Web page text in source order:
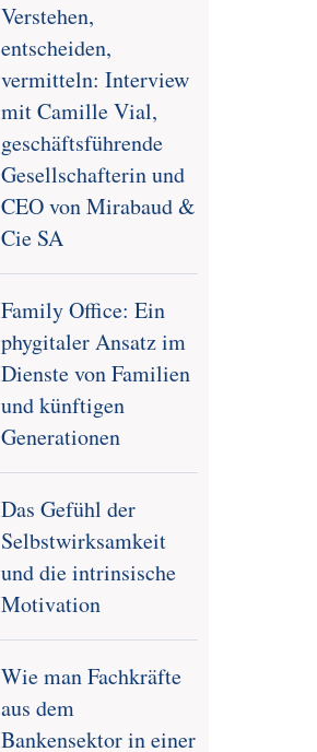
Verstehen,
entscheiden,
vermitteln: Interview
mit Camille Vial,
geschäftsführende
Gesellschafterin und
CEO von Mirabaud &
Cie SA
Family Office: Ein
phygitaler Ansatz im
Dienste von Familien
und künftigen
Generationen
Das Gefühl der
Selbstwirksamkeit
und die intrinsische
Motivation
Wie man Fachkräfte
aus dem
Bankensektor in einer